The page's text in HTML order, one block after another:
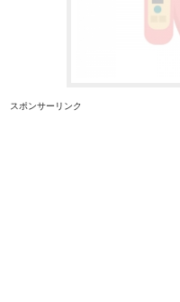
スポンサーリンク